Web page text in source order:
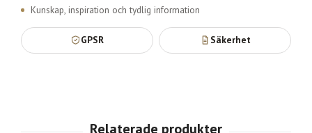
Kunskap, inspiration och tydlig information
GPSR Säkerhet